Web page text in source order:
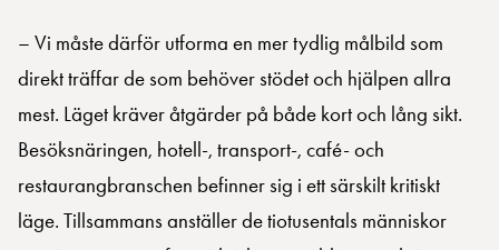
– Vi måste därför utforma en mer tydlig målbild som
direkt träffar de som behöver stödet och hjälpen allra
mest. Läget kräver åtgärder på både kort och lång sikt.
Besöksnäringen, hotell-, transport-, café- och
restaurangbranschen befinner sig i ett särskilt kritiskt
läge. Tillsammans anställer de tiotusentals människor